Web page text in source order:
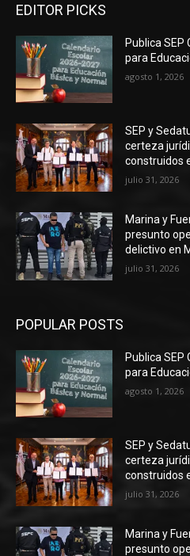
EDITOR PICKS
Publica SEP
para
agosto 1, 2026
SEP y
certeza
construidos
julio 31, 2026
Marina y
presunto
delictivo en
julio 31, 2026
POPULAR POSTS
Publica SEP
para
agosto 1, 2026
SEP y
certeza
construidos
julio 31, 2026
Marina y
presunto